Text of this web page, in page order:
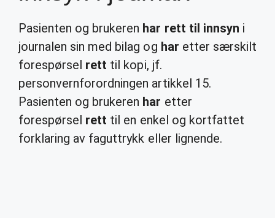
Pasienten og brukeren har rett til innsyn i
journalen sin med bilag og har etter særskilt
forespørsel rett til kopi, jf.
personvernforordningen artikkel 15.
Pasienten og brukeren har etter
forespørsel rett til en enkel og kortfattet
forklaring av faguttrykk eller lignende.